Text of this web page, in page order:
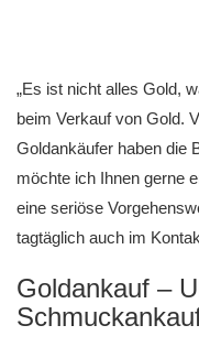
„Es ist nicht alles Gold,
beim Verkauf von Gold.
Goldankäufer haben die
möchte ich Ihnen gerne
eine seriöse
tagtäglich auch im
Goldankauf –